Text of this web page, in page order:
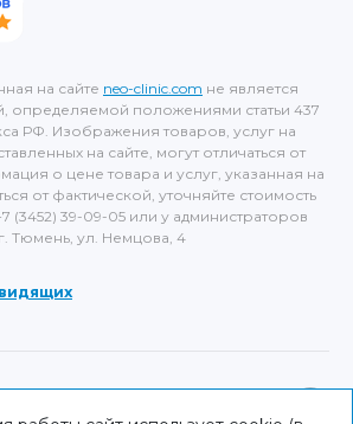
на сайте neo-clinic.com не является
определяемой положениями статьи 437
РФ. Изображения товаров, услуг на
на сайте, могут отличаться от
о цене товара и услуг, указанная на
от фактической, уточняйте стоимость
(3452) 39-09-05 или у администраторов
Тюмень, ул. Немцова, 4